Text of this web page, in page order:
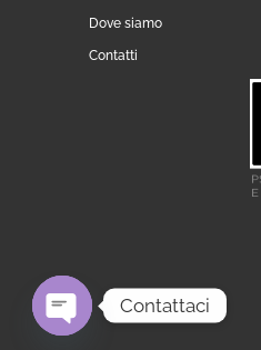
Dove siamo
Contatti
Contattaci